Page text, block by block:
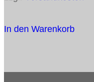
In den Warenkorb